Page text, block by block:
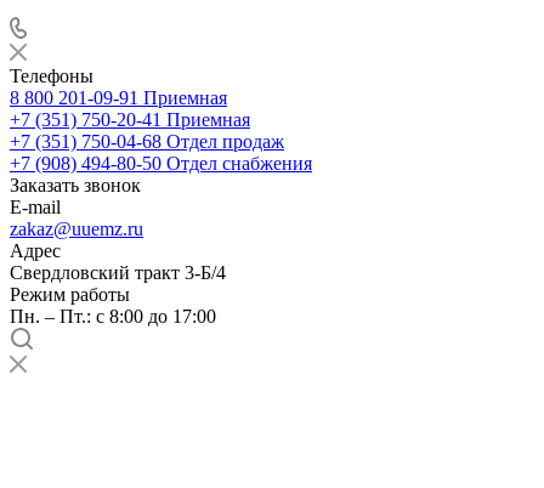
Телефоны
8 800 201-09-91 Приемная
+7 (351) 750-20-41 Приемная
+7 (351) 750-04-68 Отдел продаж
+7 (908) 494-80-50 Отдел снабжения
Заказать звонок
E-mail
zakaz@uuemz.ru
Адрес
Свердловский тракт 3-Б/4
Режим работы
Пн. – Пт.: с 8:00 до 17:00